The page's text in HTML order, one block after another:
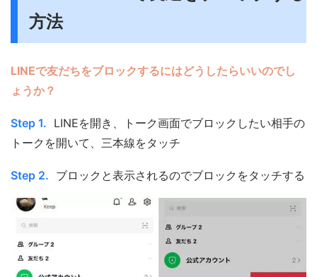
方法
LINEで友だちをブロックするにはどうしたらいいのでし
ょうか？
Step 1. LINEを開き、トーク画面でブロックしたい相手の
トークを開いて、三本線をタッチ
Step 2. ブロックと表示されるのでブロックをタッチする